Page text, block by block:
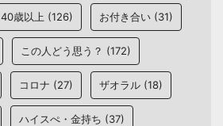
40歳以上 (126) お付き合い (31)
この人どう思う？ (172)
コロナ (27) ザオラル (18)
ハイスぺ・金持ち (37)